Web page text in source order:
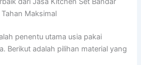
Maksimal
penentu utama usia pakai
Berikut adalah pilihan material yang